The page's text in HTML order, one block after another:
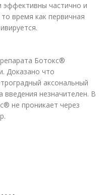
эффективны частично и
время как первичная
Ботокс®
Доказано что
аксональный
введения незначителен. В
не проникает через